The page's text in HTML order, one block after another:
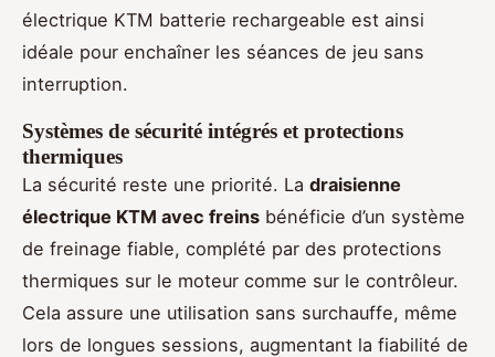
électrique KTM batterie rechargeable est ainsi
idéale pour enchaîner les séances de jeu sans
interruption.
Systèmes de sécurité intégrés et protections
thermiques
La sécurité reste une priorité. La draisienne
électrique KTM avec freins bénéficie d’un système
de freinage fiable, complété par des protections
thermiques sur le moteur comme sur le contrôleur.
Cela assure une utilisation sans surchauffe, même
lors de longues sessions, augmentant la fiabilité de